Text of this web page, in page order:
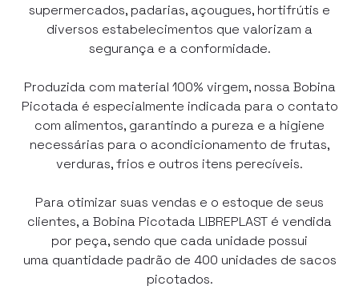
supermercados, padarias, açougues, hortifrútis e
diversos estabelecimentos que valorizam a
segurança e a conformidade.
Produzida com material 100% virgem, nossa Bobina
Picotada é especialmente indicada para o contato
com alimentos, garantindo a pureza e a higiene
necessárias para o acondicionamento de frutas,
verduras, frios e outros itens perecíveis.
Para otimizar suas vendas e o estoque de seus
clientes, a Bobina Picotada LIBREPLAST é vendida
por peça, sendo que cada unidade possui
uma quantidade padrão de 400 unidades de sacos
picotados.